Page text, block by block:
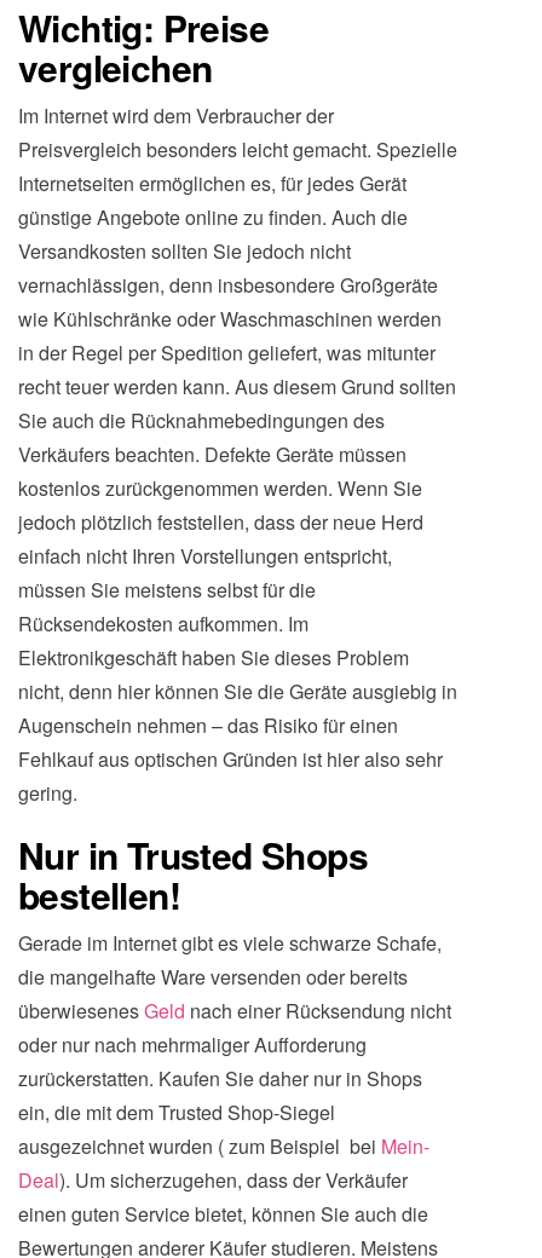
Wichtig: Preise
vergleichen
Im Internet wird dem Verbraucher der
Preisvergleich besonders leicht gemacht. Spezielle
Internetseiten ermöglichen es, für jedes Gerät
günstige Angebote online zu finden. Auch die
Versandkosten sollten Sie jedoch nicht
vernachlässigen, denn insbesondere Großgeräte
wie Kühlschränke oder Waschmaschinen werden
in der Regel per Spedition geliefert, was mitunter
recht teuer werden kann. Aus diesem Grund sollten
Sie auch die Rücknahmebedingungen des
Verkäufers beachten. Defekte Geräte müssen
kostenlos zurückgenommen werden. Wenn Sie
jedoch plötzlich feststellen, dass der neue Herd
einfach nicht Ihren Vorstellungen entspricht,
müssen Sie meistens selbst für die
Rücksendekosten aufkommen. Im
Elektronikgeschäft haben Sie dieses Problem
nicht, denn hier können Sie die Geräte ausgiebig in
Augenschein nehmen – das Risiko für einen
Fehlkauf aus optischen Gründen ist hier also sehr
gering.
Nur in Trusted Shops
bestellen!
Gerade im Internet gibt es viele schwarze Schafe,
die mangelhafte Ware versenden oder bereits
überwiesenesGeld nach einer Rücksendung nicht
oder nur nach mehrmaliger Aufforderung
zurückerstatten. Kaufen Sie daher nur in Shops
ein, die mit dem Trusted Shop-Siegel
ausgezeichnet wurden ( zum Beispiel bei Mein-
Deal). Um sicherzugehen, dass der Verkäufer
einen guten Service bietet, können Sie auch die
Bewertungen anderer Käufer studieren. Meistens